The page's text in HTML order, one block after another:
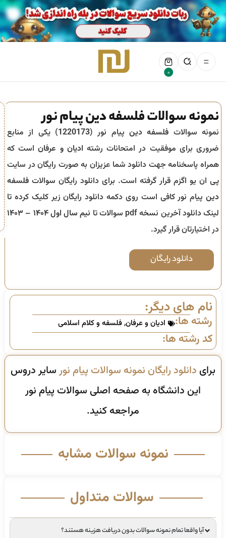
0
نمونه سوالات فلسفه دین پیام نور
نمونه سوالات فلسفه دین پیام نور (1220173) یکی از منابع
ضروری برای موفقیت در امتحانات رشته ادیان و عرفاناست که
همراه پاسخنامه جهت دانلود شما عزیزان به صورت رایگان در سایت
پی ان یو اگزم قرار گرفته است. برای دانلود رایگان سوالات فلسفه
دین پیام نور کافی است روی دکمه دانلود رایگان زیر کلیک کرده تا
لینک دانلود آخرین نسخه pdf سوالات تا
نیم سال اول ۱۴۰۴ – ۱۴۰۳
در اختیارتان قرار گیرد.
دانلود رایگان
نام های دیگر:
رشته ها: ادیان و عرفان,فلسفه و کلام اسلامی
کد رشته ها:
برای دانلود رایگان نمونه سوالات پیام نورسایر دروس
این دانشگاه به صفحه اصلی سوالات پیام نور
مراجعه کنید.
نمونه سوالات مشابه
سوالات متداول
آیا واقعا تمام نمونه سوالات بدون دریافت هزینه هستند؟